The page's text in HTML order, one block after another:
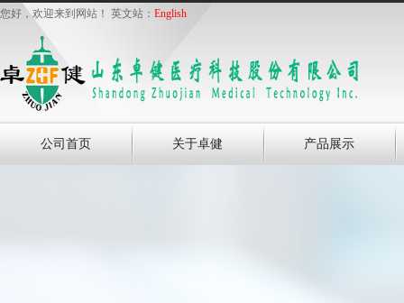
您好，欢迎来到网站！ 英文站： English
公司首页 关于卓健 产品展示